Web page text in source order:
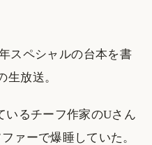
スペシャルの台本を書
生放送。
いるチーフ作家のUさん
ァーで爆睡していた。